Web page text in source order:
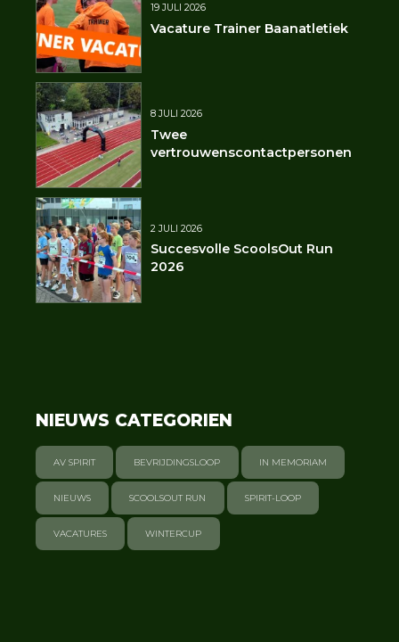
19 JULI 2026
Vacature Trainer Baanatletiek
8 JULI 2026
Twee
vertrouwenscontactpersonen
2 JULI 2026
Succesvolle ScoolsOut Run
2026
NIEUWS CATEGORIEN
AV SPIRIT BEVRIJDINGSLOOP IN MEMORIAM
NIEUWS SCOOLSOUT RUN SPIRIT-LOOP
VACATURES WINTERCUP